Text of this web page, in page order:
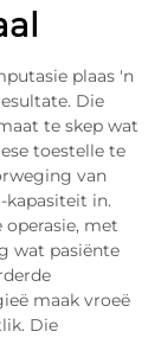
plaas 'n
Die
te skep wat
toestelle te
van
in.
met
wat pasiënte
maak vroeë
Die